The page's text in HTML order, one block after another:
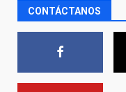
5
CONTÁCTANOS